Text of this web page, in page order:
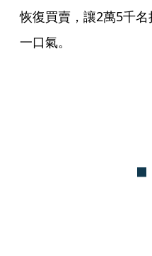
恢復買賣，讓2萬5千
一口氣。